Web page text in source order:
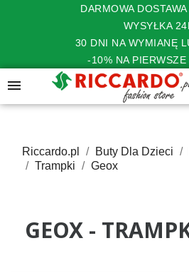
DARMOWA
WYSYŁKA
30 DNI NA WYMIANĘ
-10% NA PIERWSZE

Riccardo.pl Buty Dla Dzieci
Trampki
Geox
GEOX -